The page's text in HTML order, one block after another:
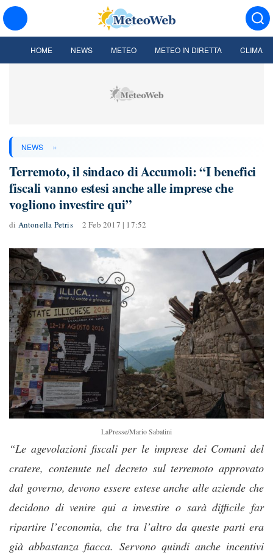
HOME NEWS METEO METEO IN DIRETTA CLIMA
NEWS »
Terremoto, il sindaco di Accumoli: “I benefici
fiscali vanno estesi anche alle imprese che
vogliono investire qui”
di Antonella Petris 2 Feb 2017 | 17:52
LaPresse/Mario Sabatini
“Le agevolazioni fiscali per le imprese dei Comuni del
cratere, contenute nel decreto sul terremoto approvato
dal governo, devono essere estese anche alle aziende che
decidono di venire qui a investire o sarà difficile far
ripartire l’economia, che tra l’altro da queste parti era
già abbastanza fiacca. Servono quindi anche incentivi